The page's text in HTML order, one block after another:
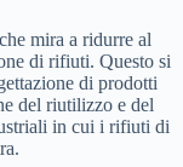
mira a ridurre al
di rifiuti. Questo si
di prodotti
del riutilizzo e del
in cui i rifiuti di